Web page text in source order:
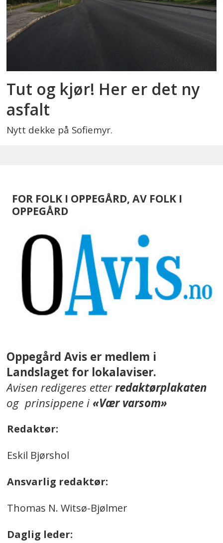
Tut og kjør! Her er det ny
asfalt
Nytt dekke på Sofiemyr.
FOR FOLK I OPPEGÅRD, AV FOLK I
OPPEGÅRD
Oppegård Avis er medlem i
Landslaget for lokalaviser.
Avisen redigeres etterredaktørplakaten
og prinsippene i«Vær varsom»
Redaktør:
Eskil Bjørshol
Ansvarlig redaktør:
Thomas N. Witsø-Bjølmer
Daglig leder: